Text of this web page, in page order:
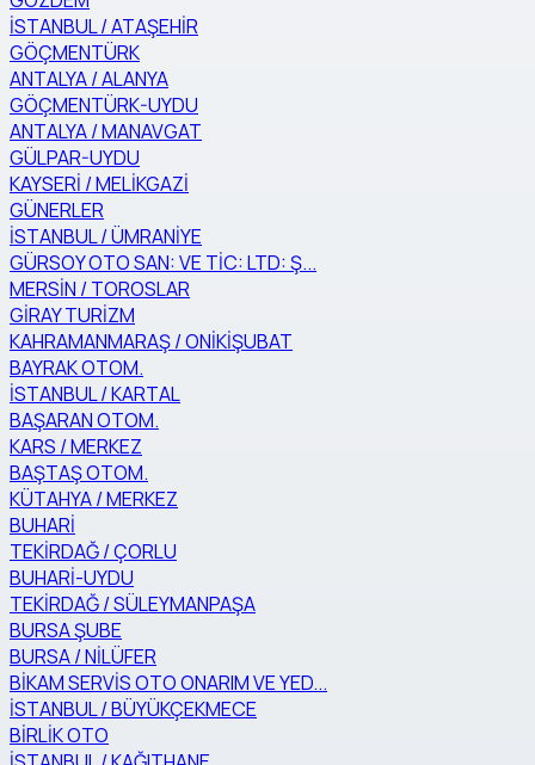
İSTANBUL / ATAŞEHİR
GÖÇMENTÜRK
ANTALYA / ALANYA
GÖÇMENTÜRK-UYDU
ANTALYA / MANAVGAT
GÜLPAR-UYDU
KAYSERİ / MELİKGAZİ
GÜNERLER
İSTANBUL / ÜMRANİYE
GÜRSOY OTO SAN: VE TİC: LTD: Ş...
MERSİN / TOROSLAR
GİRAY TURİZM
KAHRAMANMARAŞ / ONİKİŞUBAT
BAYRAK OTOM.
İSTANBUL / KARTAL
BAŞARAN OTOM.
KARS / MERKEZ
BAŞTAŞ OTOM.
KÜTAHYA / MERKEZ
BUHARİ
TEKİRDAĞ / ÇORLU
BUHARİ-UYDU
TEKİRDAĞ / SÜLEYMANPAŞA
BURSA ŞUBE
BURSA / NİLÜFER
BİKAM SERVİS OTO ONARIM VE YED...
İSTANBUL / BÜYÜKÇEKMECE
BİRLİK OTO